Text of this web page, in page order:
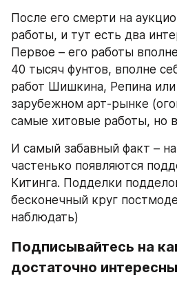
После его смерти на
работы, и тут есть два
Первое – его работы
40 тысяч фунтов, вполне
работ Шишкина, Репина или
зарубежном арт-рынке
самые хитовые работы, но
И самый забавный факт –
частенько появляются
Китинга. Подделки
бесконечный круг
наблюдать)
Подписывайтесь на
достаточно